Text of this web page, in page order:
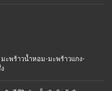
ะพร้าวน้ำหอม-มะพร้าวแกง-